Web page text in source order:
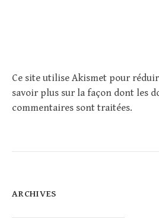
Ce site utilise Akismet pour
savoir plus sur la façon dont les
commentaires sont traitées.
ARCHIVES